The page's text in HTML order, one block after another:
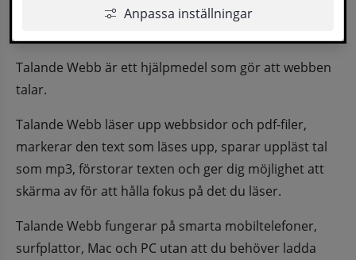
Anpassa inställningar
Den här webbplatsen använder tjänsten Talande
Talande Webb är ett hjälpmedel som gör att webben
talar.
Talande Webb läser upp webbsidor och pdf-filer,
markerar den text som läses upp, sparar uppläst tal
som mp3, förstorar texten och ger dig möjlighet att
skärma av för att hålla fokus på det du läser.
Talande Webb fungerar på smarta mobiltelefoner,
surfplattor, Mac och PC utan att du behöver ladda